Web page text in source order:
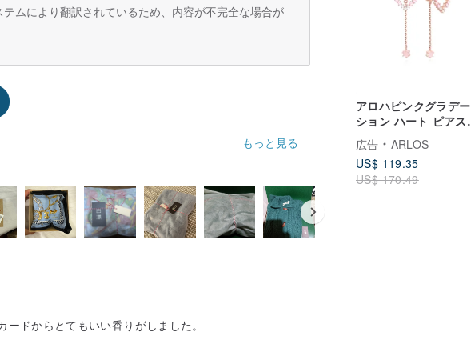
アロハピンクグラデー
ション ハート ピアス
(ローズゴールド)
広告
ARLOS
US$ 119.35
US$ 170.49
ムにより翻訳されているため、内容が不完全な場合が
もっと見る
ドからとてもいい香りがしました。